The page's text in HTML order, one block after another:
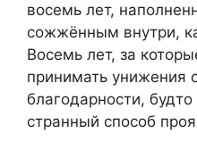
восемь лет,
сожжённым внутри,
Восемь лет, за
принимать унижения
благодарности,
странный способ